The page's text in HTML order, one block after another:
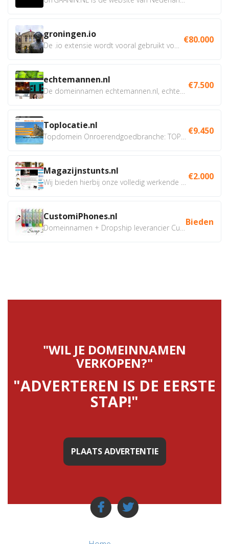
groningen.io €80.000
echtemannen.nl €7.500
Toplocatie.nl €9.450
Magazijnstunts.nl €2.000
CustomiPhones.nl Bieden
"WIL JE DOMEINNAMEN
VERKOPEN?"
"ADVERTEREN IS DE EERSTE
STAP!"
PLAATS ADVERTENTIE